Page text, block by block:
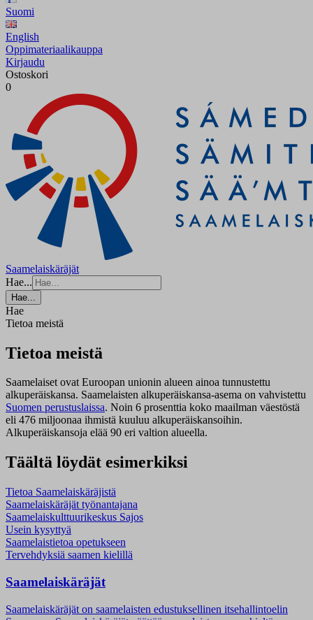
Suomi
English
Oppimateriaalikauppa
Kirjaudu
Ostoskori
0
Saamelaiskäräjät
Hae...
Hae...
Hae
Tietoa meistä
Tietoa meistä
Saamelaiset ovat Euroopan unionin alueen ainoa tunnustettu
alkuperäiskansa. Saamelaisten alkuperäiskansa-asema on vahvistettu
Suomen perustuslaissa. Noin 6 prosenttia koko maailman väestöstä
eli 476 miljoonaa ihmistä kuuluu alkuperäiskansoihin.
Alkuperäiskansoja elää 90 eri valtion alueella.
Täältä löydät esimerkiksi
Tietoa Saamelaiskäräjistä
Saamelaiskäräjät työnantajana
Saamelaiskulttuurikeskus Sajos
Usein kysyttyä
Saamelaistietoa opetukseen
Tervehdyksiä saamen kielillä
Saamelaiskäräjät
Saamelaiskäräjät on saamelaisten edustuksellinen itsehallintoelin